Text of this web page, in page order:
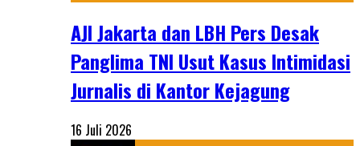
AJI Jakarta dan LBH Pers Desak
Panglima TNI Usut Kasus Intimidasi
Jurnalis di Kantor Kejagung
16 Juli 2026